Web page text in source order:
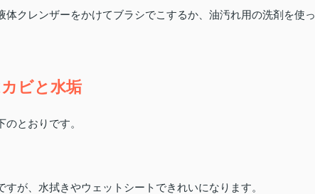
クレンザーをかけてブラシでこするか、油汚れ用の洗剤を使っ
ビと水垢
とおりです。
が、水拭きやウェットシートできれいになります。